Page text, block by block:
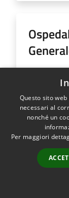
LEGGI DI
Questo sito
necessari al
nonché un
Per maggiori